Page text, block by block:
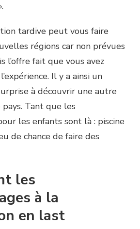
tardive peut vous faire
régions car non prévues
l’offre fait que vous avez
Il y a ainsi un
à découvrir une autre
Tant que les
les enfants sont là : piscine
de chance de faire des
les
à la
en last